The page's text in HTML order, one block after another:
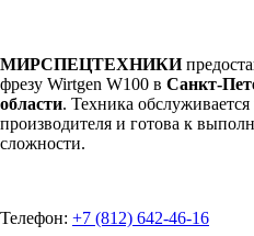
МИРСПЕЦТЕХНИКИ
фрезу Wirtgen W100 в Санкт-
области. Техника
производителя и готова к
сложности.
Телефон: +7 (812) 642-46-16